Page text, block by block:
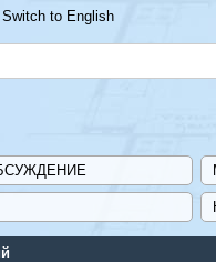
Switch to English